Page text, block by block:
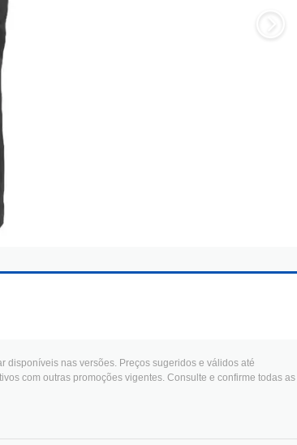
disponíveis nas versões. Preços sugeridos e válidos até
com outras promoções vigentes. Consulte e confirme todas as